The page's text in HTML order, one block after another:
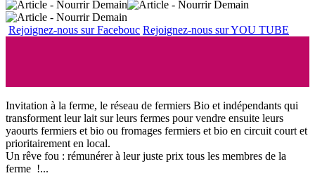
Rejoignez-nous sur Facebouc Rejoignez-nous sur YOU TUBE
Invitation à la ferme, le réseau de fermiers Bio et indépendants qui
transforment leur lait sur leurs fermes pour vendre ensuite leurs
yaourts fermiers et bio ou fromages fermiers et bio en circuit court et
prioritairement en local.
Un rêve fou : rémunérer à leur juste prix tous les membres de la
ferme !...